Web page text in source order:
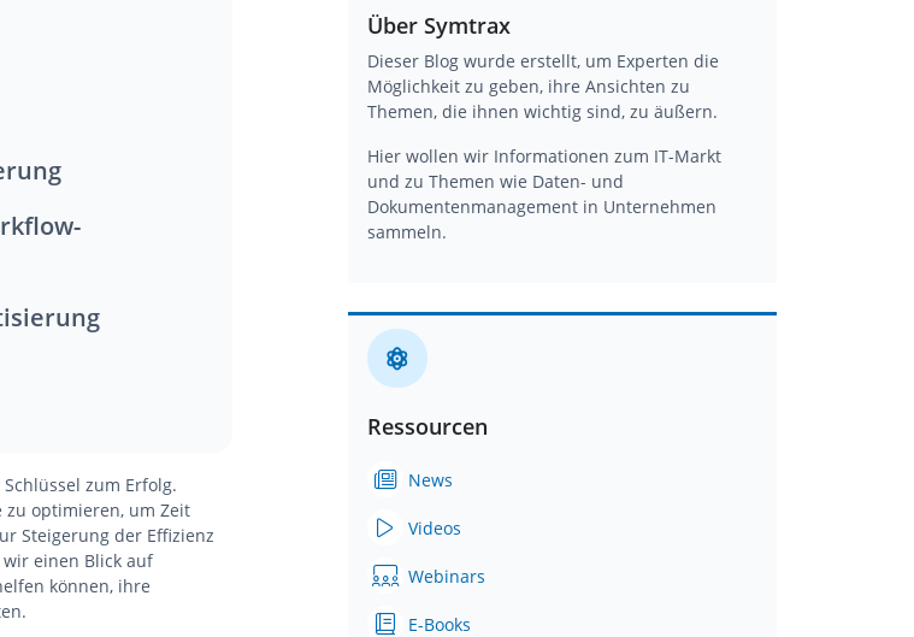
zum Erfolg.
zu optimieren, um Zeit
Steigerung der Effizienz
einen Blick auf
können, ihre
Über Symtrax
Dieser Blog wurde erstellt, um Experten die
Möglichkeit zu geben, ihre Ansichten zu
Themen, die ihnen wichtig sind, zu äußern.
Hier wollen wir Informationen zum IT-Markt
und zu Themen wie Daten- und
Dokumentenmanagement in Unternehmen
sammeln.
Ressourcen
News
Videos
Webinars
E-Books